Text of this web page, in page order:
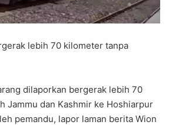
lebih 70 kilometer tanpa
dilaporkan bergerak lebih 70
Jammu dan Kashmir ke Hoshiarpur
pemandu, lapor laman berita Wion